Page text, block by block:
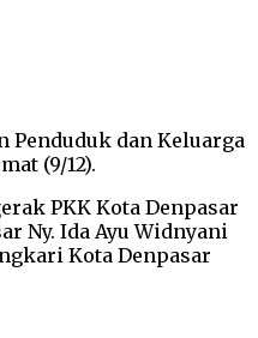
Penduduk dan Keluarga
(9/12).
PKK Kota Denpasar
Ny. Ida Ayu Widnyani
Kota Denpasar